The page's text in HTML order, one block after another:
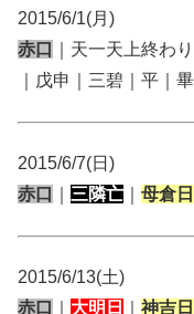
2015/6/1(月)
赤口
｜天一天上終わり
｜戊申｜三碧｜平｜畢
2015/6/7(日)
赤口
三隣亡 母倉日
2015/6/13(土)
赤口
大明日 神吉日